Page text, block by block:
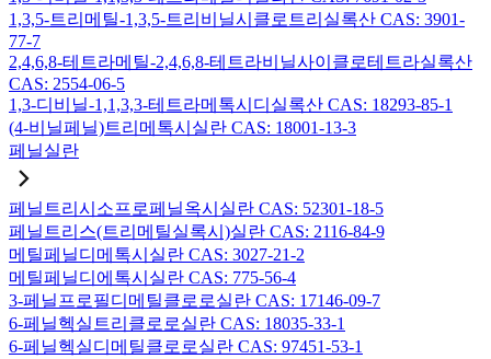
1,3,5-트리메틸-1,3,5-트리비닐시클로트리실록산 CAS: 3901-
77-7
2,4,6,8-테트라메틸-2,4,6,8-테트라비닐사이클로테트라실록산
CAS: 2554-06-5
1,3-디비닐-1,1,3,3-테트라메톡시디실록산 CAS: 18293-85-1
(4-비닐페닐)트리메톡시실란 CAS: 18001-13-3
페닐실란
페닐트리시소프로페닐옥시실란 CAS: 52301-18-5
페닐트리스(트리메틸실록시)실란 CAS: 2116-84-9
메틸페닐디메톡시실란 CAS: 3027-21-2
메틸페닐디에톡시실란 CAS: 775-56-4
3-페닐프로필디메틸클로로실란 CAS: 17146-09-7
6-페닐헥실트리클로로실란 CAS: 18035-33-1
6-페닐헥실디메틸클로로실란 CAS: 97451-53-1